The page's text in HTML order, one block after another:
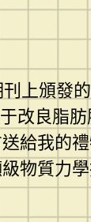
上頒發
改良脂肪
給我的
物質力